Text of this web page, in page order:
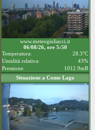
www.meteogiuliacci.it
06/08/26, ore 5:50
Temperatura:
28.3°C
Umidità relativa:
43%
Pressione:
1012.9mB
Situazione a Como Lago